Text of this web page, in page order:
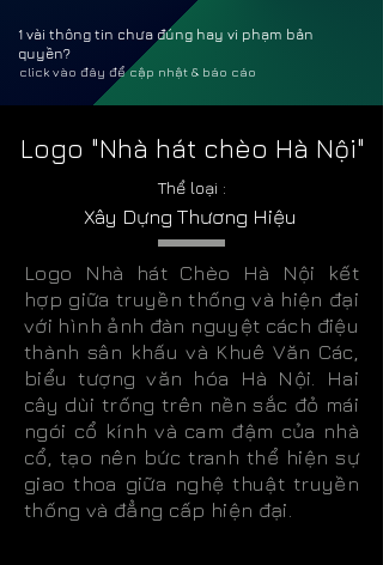
1 vài thông tin chưa đúng hay vi phạm bản
quyền?
click vào đây để cập nhật & báo cáo
Logo "Nhà hát chèo Hà Nội"
Thể loại :
Xây Dựng Thương Hiệu
Logo Nhà hát Chèo Hà Nội kết
hợp giữa truyền thống và hiện đại
với hình ảnh đàn nguyệt cách điệu
thành sân khấu và Khuê Văn Các,
biểu tượng văn hóa Hà Nội. Hai
cây dùi trống trên nền sắc đỏ mái
ngói cổ kính và cam đậm của nhà
cổ, tạo nên bức tranh thể hiện sự
giao thoa giữa nghệ thuật truyền
thống và đẳng cấp hiện đại.